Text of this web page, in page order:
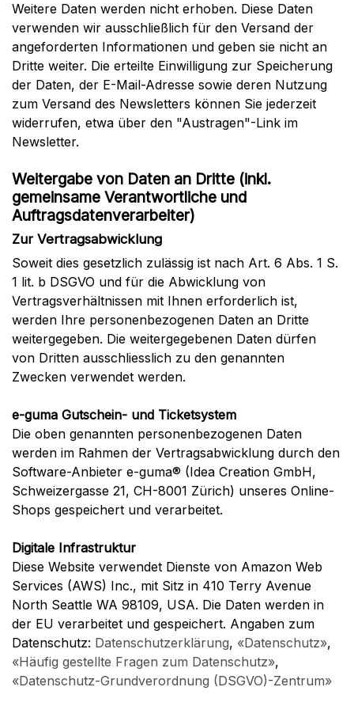
Weitere Daten werden nicht erhoben. Diese Daten
verwenden wir ausschließlich für den Versand der
angeforderten Informationen und geben sie nicht an
Dritte weiter. Die erteilte Einwilligung zur Speicherung
der Daten, der E-Mail-Adresse sowie deren Nutzung
zum Versand des Newsletters können Sie jederzeit
widerrufen, etwa über den "Austragen"-Link im
Newsletter.
Weitergabe von Daten an Dritte (inkl.
gemeinsame Verantwortliche und
Auftragsdatenverarbeiter)
Zur Vertragsabwicklung
Soweit dies gesetzlich zulässig ist nach Art. 6 Abs. 1 S.
1 lit. b DSGVO und für die Abwicklung von
Vertragsverhältnissen mit Ihnen erforderlich ist,
werden Ihre personenbezogenen Daten an Dritte
weitergegeben. Die weitergegebenen Daten dürfen
von Dritten ausschliesslich zu den genannten
Zwecken verwendet werden.
e-guma Gutschein- und Ticketsystem
Die oben genannten personenbezogenen Daten
werden im Rahmen der Vertragsabwicklung durch den
Software-Anbieter e-guma® (Idea Creation GmbH,
Schweizergasse 21, CH-8001 Zürich) unseres Online-
Shops gespeichert und verarbeitet.
Digitale Infrastruktur
Diese Website verwendet Dienste von Amazon Web
Services (AWS) Inc., mit Sitz in 410 Terry Avenue
North Seattle WA 98109, USA. Die Daten werden in
der EU verarbeitet und gespeichert. Angaben zum
Datenschutz: Datenschutzerklärung, «Datenschutz»,
«Häufig gestellte Fragen zum Datenschutz»,
«Datenschutz-Grundverordnung (DSGVO)-Zentrum»